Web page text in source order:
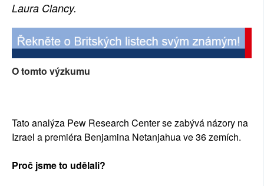
Laura Clancy.
O tomto výzkumu
Tato analýza Pew Research Center se zabývá názory na
Izrael a premiéra Benjamina Netanjahua ve 36 zemích.
Proč jsme to udělali?